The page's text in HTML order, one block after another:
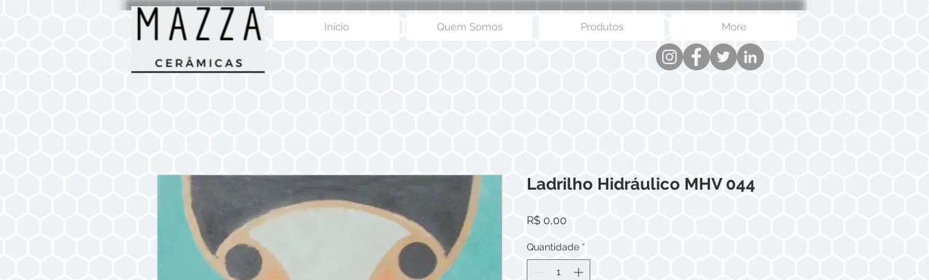
Início Quem Somos Produtos More
Ladrilho Hidráulico MHV 044
R$ 0,00
Quantidade *